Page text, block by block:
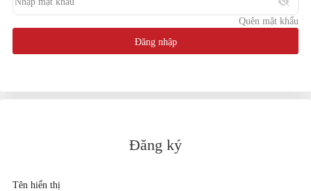
Quên mật khẩu
Đăng nhập
Đăng ký
Tên hiển thị